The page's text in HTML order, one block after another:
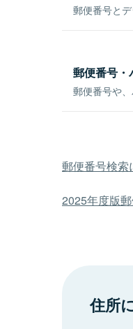
郵便番号と
郵便番号・
郵便番号や
郵便番号検索
2025年度版
住所